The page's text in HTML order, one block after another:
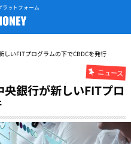
ラットフォーム
しいFITプログラムの下でCBDCを発行
ニュース
銀行が新しいFITプロ